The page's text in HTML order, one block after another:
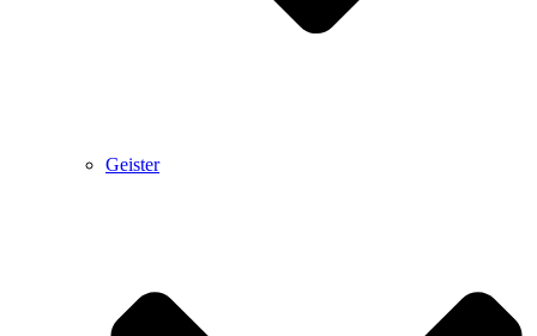
Geister